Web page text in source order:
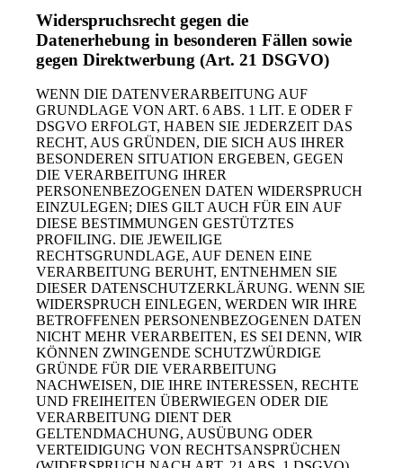
Widerspruchsrecht gegen die
Datenerhebung in besonderen Fällen sowie
gegen Direktwerbung (Art. 21 DSGVO)
WENN DIE DATENVERARBEITUNG AUF
GRUNDLAGE VON ART. 6 ABS. 1 LIT. E ODER F
DSGVO ERFOLGT, HABEN SIE JEDERZEIT DAS
RECHT, AUS GRÜNDEN, DIE SICH AUS IHRER
BESONDEREN SITUATION ERGEBEN, GEGEN
DIE VERARBEITUNG IHRER
PERSONENBEZOGENEN DATEN WIDERSPRUCH
EINZULEGEN; DIES GILT AUCH FÜR EIN AUF
DIESE BESTIMMUNGEN GESTÜTZTES
PROFILING. DIE JEWEILIGE
RECHTSGRUNDLAGE, AUF DENEN EINE
VERARBEITUNG BERUHT, ENTNEHMEN SIE
DIESER DATENSCHUTZERKLÄRUNG. WENN SIE
WIDERSPRUCH EINLEGEN, WERDEN WIR IHRE
BETROFFENEN PERSONENBEZOGENEN DATEN
NICHT MEHR VERARBEITEN, ES SEI DENN, WIR
KÖNNEN ZWINGENDE SCHUTZWÜRDIGE
GRÜNDE FÜR DIE VERARBEITUNG
NACHWEISEN, DIE IHRE INTERESSEN, RECHTE
UND FREIHEITEN ÜBERWIEGEN ODER DIE
VERARBEITUNG DIENT DER
GELTENDMACHUNG, AUSÜBUNG ODER
VERTEIDIGUNG VON RECHTSANSPRÜCHEN